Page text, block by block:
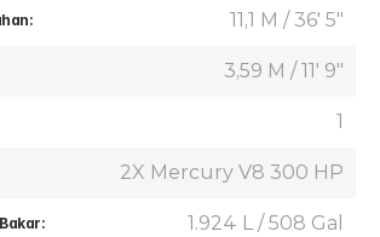
11,1 M / 36' 5"
3,59 M / 11' 9"
1
2X Mercury V8 300 HP
1.924 L / 508 Gal